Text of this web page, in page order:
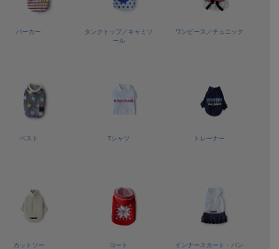
パーカー タンクトップ／ キャミソ
ール
ワンピース／チュニック
ベスト Tシャツ トレーナー
カットソー コート
インナースカート・パン